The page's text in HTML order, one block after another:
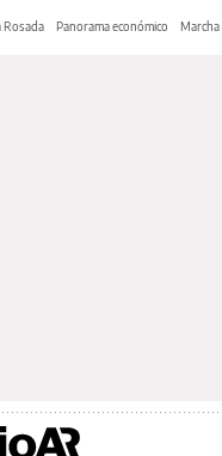
Rosada Panorama económico Marcha